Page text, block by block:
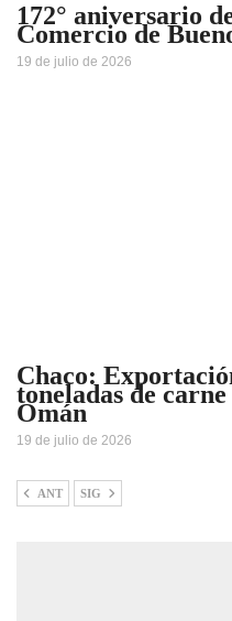
172° aniversario
Comercio de
19 de julio de 2026
Chaco:
toneladas de
Omán
19 de julio de 2026
ANT SIG